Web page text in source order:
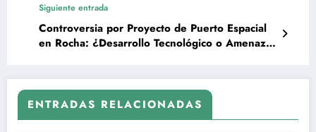
Siguiente entrada
Controversia por Proyecto de Puerto Espacial
en Rocha: ¿Desarrollo Tecnológico o Amenaza
ENTRADAS RELACIONADAS